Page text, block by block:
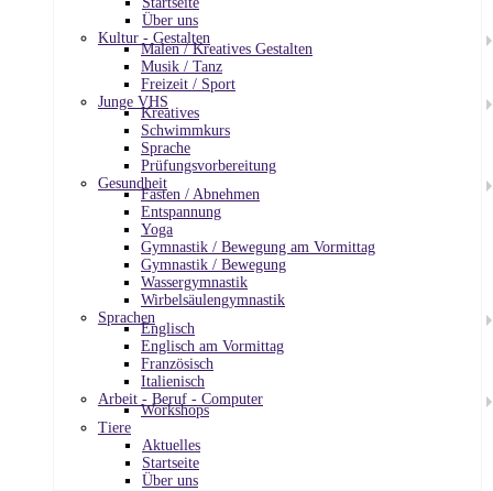
Über uns
Kultur - Gestalten
Malen / Kreatives Gestalten
Musik / Tanz
Freizeit / Sport
Junge VHS
Kreatives
Schwimmkurs
Sprache
Prüfungsvorbereitung
Gesundheit
Fasten / Abnehmen
Entspannung
Yoga
Gymnastik / Bewegung am Vormittag
Gymnastik / Bewegung
Wassergymnastik
Wirbelsäulengymnastik
Sprachen
Englisch
Englisch am Vormittag
Französisch
Italienisch
Arbeit - Beruf - Computer
Workshops
Tiere
Aktuelles
Startseite
Über uns